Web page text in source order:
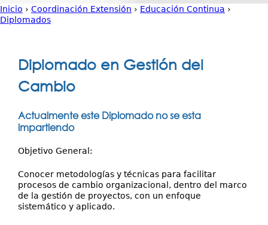
Secretarías
Investigación
Usted
aquí
Inicio › Coordinación Extensión › Educación Continua ›
Diplomados
Diplomado en Gestión del
Cambio
Actualmente este Diplomado no se esta
impartiendo
Objetivo General:
Conocer metodologías y técnicas para facilitar
procesos de cambio organizacional, dentro del marco
de la gestión de proyectos, con un enfoque
sistemático y aplicado.